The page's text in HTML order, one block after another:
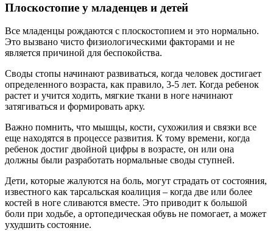
Плоскостопие у младенцев и детей
Все младенцы рождаются с плоскостопием и это нормально.
Это вызвано чисто физиологическими факторами и не
является причиной для беспокойства.
Своды стопы начинают развиваться, когда человек достигает
определенного возраста, как правило, 3-5 лет. Когда ребенок
растет и учится ходить, мягкие ткани в ноге начинают
затягиваться и формировать арку.
Важно помнить, что мышцы, кости, сухожилия и связки все
еще находятся в процессе развития. К тому времени, когда
ребенок достиг двойной цифры в возрасте, он или она
должны были разработать нормальные своды ступней.
Дети, которые жалуются на боль, могут страдать от состояния,
известного как тарсальская коалиция – когда две или более
костей в ноге сливаются вместе. Это приводит к большой
боли при ходьбе, а ортопедическая обувь не помогает, а может
ухудшить состояние.